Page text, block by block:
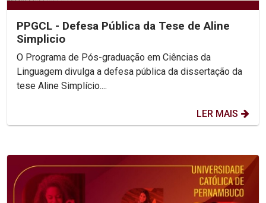
PPGCL - Defesa Pública da Tese de Aline
Simplicio
O Programa de Pós-graduação em Ciências da
Linguagem divulga a defesa pública da dissertação da
tese Aline Simplício....
LER MAIS